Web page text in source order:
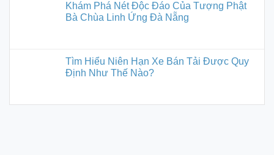
Khám Phá Nét Độc Đáo Của Tượng Phật
Bà Chùa Linh Ứng Đà Nẵng
Tìm Hiểu Niên Hạn Xe Bán Tải Được Quy
Định Như Thế Nào?